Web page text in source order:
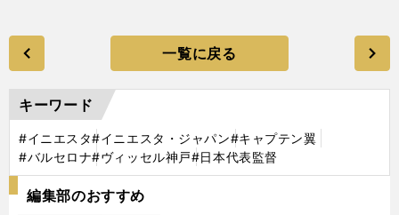
一覧に戻る
キーワード
#イニエスタ#イニエスタ・ジャパン#キャプテン翼
#バルセロナ#ヴィッセル神戸#日本代表監督
編集部のおすすめ